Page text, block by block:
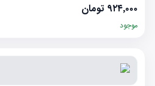
۹۲۴٬۰۰۰ تومان
موجود